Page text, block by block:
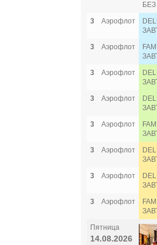
3
Аэрофлот
3
Аэрофлот
3
Аэрофлот
3
Аэрофлот
3
Аэрофлот
3
Аэрофлот
3
Аэрофлот
3
Аэрофлот
Пятница
14.08.2026